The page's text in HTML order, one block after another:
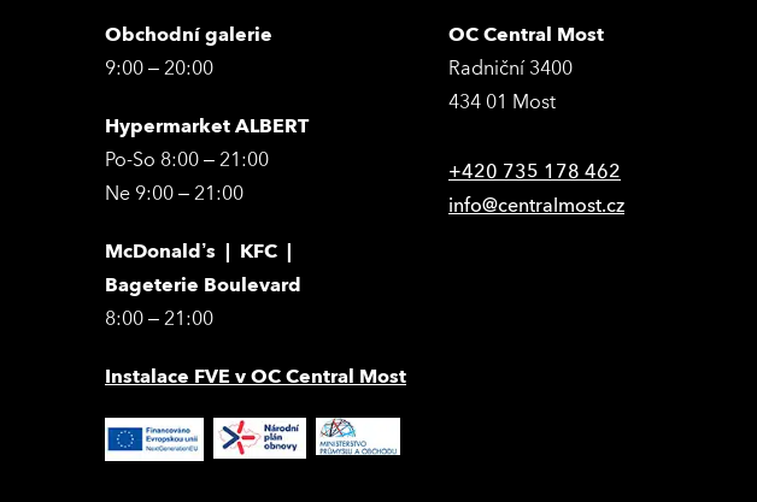
Obchodní galerie
9:00 – 20:00
Hypermarket ALBERT
Po-So 8:00 – 21:00
Ne 9:00 – 21:00
McDonald’s | KFC |
Bageterie Boulevard
8:00 – 21:00
Instalace FVE v OC Central Most
OC Central Most
Radniční 3400
434 01 Most
+420 735 178 462
info@centralmost.cz